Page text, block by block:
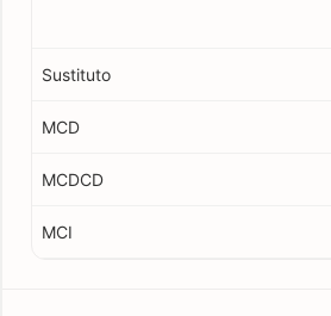
Sustituto
MCD
MCDCD
MCI